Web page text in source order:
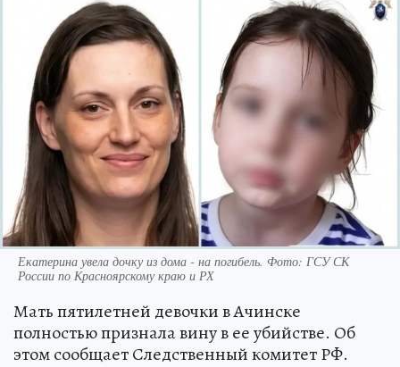
Екатерина увела дочку из дома - на погибель. Фото: ГСУ СК
России по Красноярскому краю и РХ
Мать пятилетней девочки в Ачинске
полностью признала вину в ее убийстве. Об
этом сообщает Следственный комитет РФ.